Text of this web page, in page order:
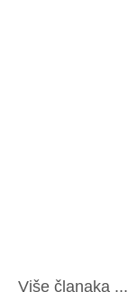
Više članaka ...